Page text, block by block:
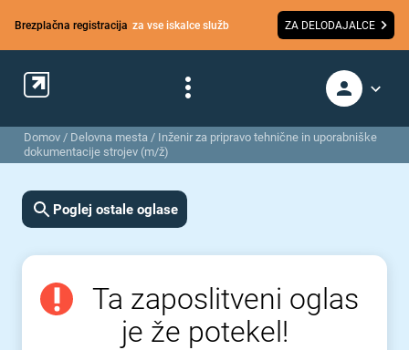
Brezplačna registracija za vse iskalce služb ZA DELODAJALCE
Domov / Delovna mesta / Inženir za pripravo tehnične in uporabniške
dokumentacije strojev (m/ž)
Poglej ostale oglase
Ta zaposlitveni oglas
je že potekel!